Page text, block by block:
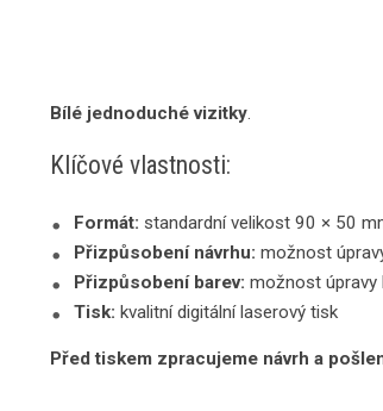
Bílé jednoduché vizitky.
Klíčové vlastnosti:
Formát: standardní velikost 90 × 50
Přizpůsobení návrhu: možnost
Přizpůsobení barev: možnost úpravy
Tisk: kvalitní digitální laserový tisk
Před tiskem zpracujeme návrh a